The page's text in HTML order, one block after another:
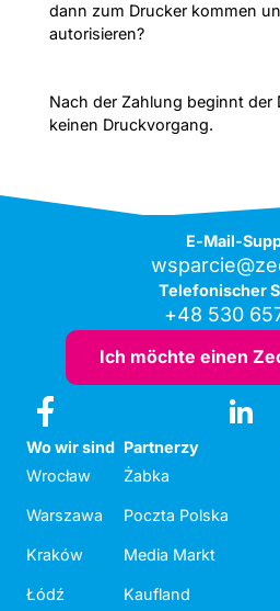
dann zum Drucker kommen
autorisieren?
Nach der Zahlung beginnt der
keinen Druckvorgang.
E-Mail-
Telefonischer
+48 530
Ich möchte einen
Wo wir sind
Wrocław
Warszawa
Kraków
Łódź
Partnerzy
Żabka
Poczta Polska
Media Markt
Kaufland